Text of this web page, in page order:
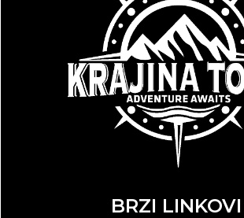
BRZI LINKOVI